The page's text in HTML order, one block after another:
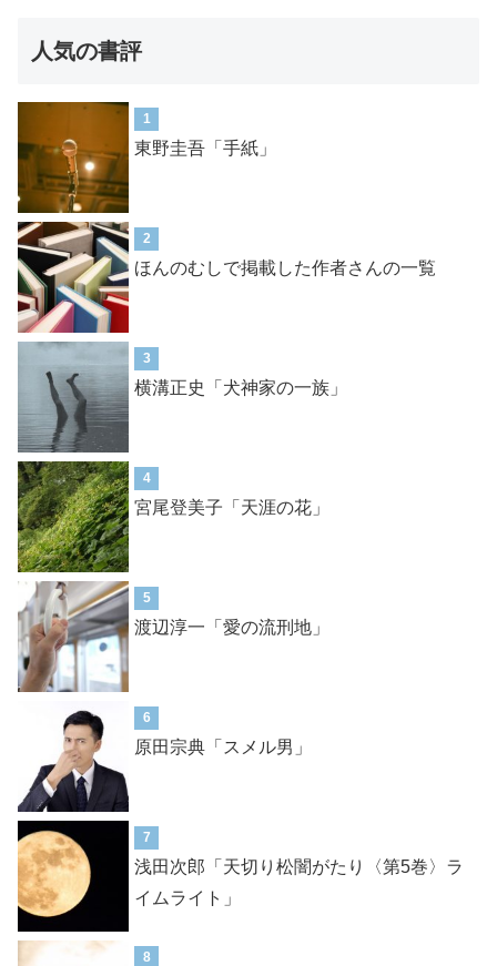
人気の書評
1
東野圭吾「手紙」
2
ほんのむしで掲載した作者さんの一覧
3
横溝正史「犬神家の一族」
4
宮尾登美子「天涯の花」
5
渡辺淳一「愛の流刑地」
6
原田宗典「スメル男」
7
浅田次郎「天切り松闇がたり〈第5巻〉ラ
イムライト」
8